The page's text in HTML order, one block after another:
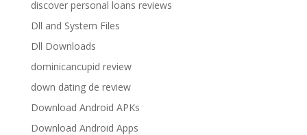
discover personal loans reviews
Dll and System Files
Dll Downloads
dominicancupid review
down dating de review
Download Android APKs
Download Android Apps